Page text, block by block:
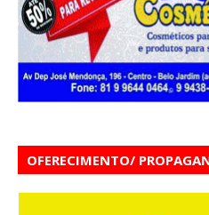
OFERECIMENTO/